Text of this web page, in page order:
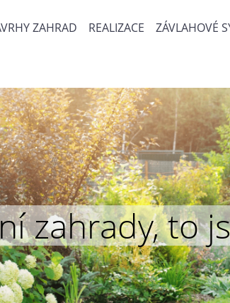
ZAHRAD REALIZACE ZÁVLAHOVÉ
zahrady, to